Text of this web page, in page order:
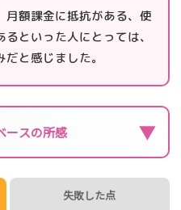
月額課金に抵抗がある、使
といった人にとっては、
と感じました。
ースの所感 ▼
失敗した点